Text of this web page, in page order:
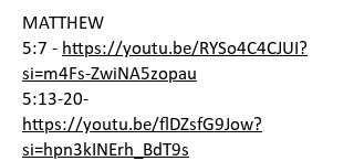
MATTHEW
5:7 - https://youtu.be/RYSo4C4CJUI?
si=m4Fs-ZwiNA5zopau
5:13-20-
https://youtu.be/flDZsfG9Jow?
si=hpn3kINErh_BdT9s